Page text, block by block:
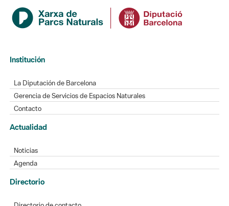
Institución
La Diputación de Barcelona
Gerencia de Servicios de Espacios Naturales
Contacto
Actualidad
Noticias
Agenda
Directorio